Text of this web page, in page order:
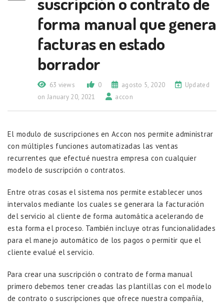
forma manual que genera
facturas en estado
borrador
63 views 0 agosto 5, 2020
Updated
on January 20, 2021
accon
El modulo de suscripciones en Accon nos permite administrar
con múltiples funciones automatizadas las ventas
recurrentes que efectué nuestra empresa con cualquier
modelo de suscripción o contratos.
Entre otras cosas el sistema nos permite establecer unos
intervalos mediante los cuales se generara la facturación
del servicio al cliente de forma automática acelerando de
esta forma el proceso. También incluye otras funcionalidades
para el manejo automático de los pagos o permitir que el
cliente evalué el servicio.
Para crear una suscripción o contrato de forma manual
primero debemos tener creadas las plantillas con el modelo
de contrato o suscripciones que ofrece nuestra compañía,